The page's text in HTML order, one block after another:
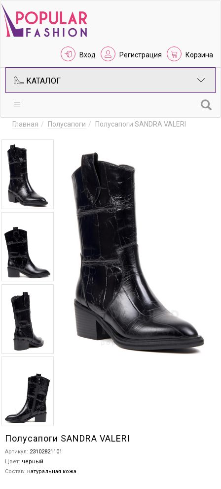
Вход Регистрация Корзина
КАТАЛОГ
Главная Полусапоги Полусапоги SANDRA VALERI
Полусапоги SANDRA VALERI
Артикул: 23102821101
Цвет: черный
Состав: натуральная кожа